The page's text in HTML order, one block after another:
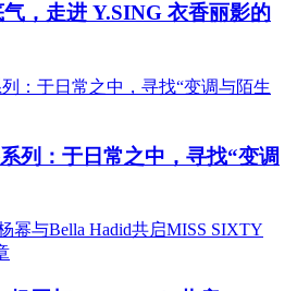
，走进 Y.SING 衣香丽影的
列：于日常之中，寻找“变调